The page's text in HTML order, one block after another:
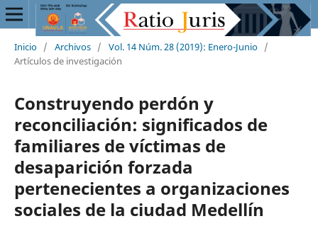
Inicio / Archivos / Vol. 14 Núm. 28 (2019): Enero-Junio /
Artículos de investigación
Construyendo perdón y
reconciliación: significados de
familiares de víctimas de
desaparición forzada
pertenecientes a organizaciones
sociales de la ciudad Medellín